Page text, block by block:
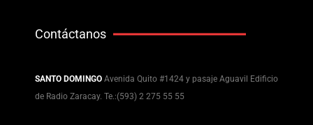
Contáctanos
SANTO DOMINGO Avenida Quito #1424 y pasaje Aguavil Edificio
de Radio Zaracay. Te.:(593) 2 275 55 55